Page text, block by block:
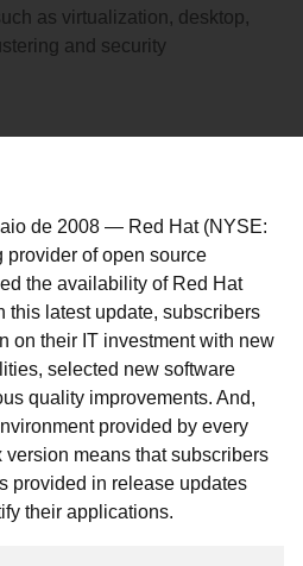
as virtualization, desktop,
and security
de 2008 — Red Hat (NYSE:
provider of open source
the availability of Red Hat
this latest update, subscribers
on their IT investment with new
selected new software
quality improvements. And,
provided by every
means that subscribers
provided in release updates
their applications.